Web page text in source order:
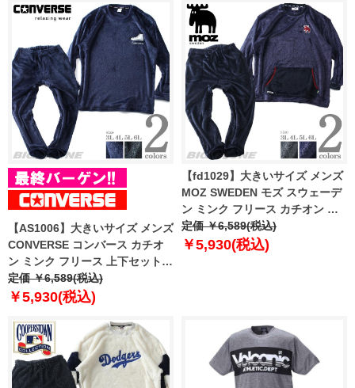
【AS1006】大きいサイズ メンズ
CONVERSE コンバース カチオ
ン ミンク フリース 上下セット
21362ch
定価 ￥6,589(税込)
￥5,930(税込)
【fd1029】大きいサイズ メンズ
MOZ SWEDEN モズ スウェーデ
ン ミンク フリース カチオン 上
下セット 21561gh
定価 ￥6,589(税込)
￥5,930(税込)